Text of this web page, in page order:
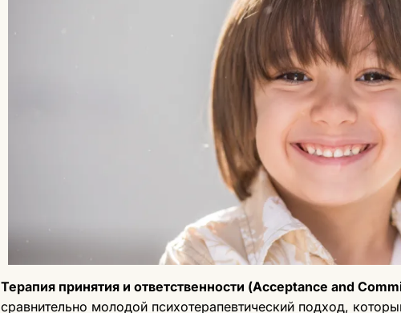
Терапия принятия и ответственности (Acceptance and
сравнительно молодой психотерапевтический подход,